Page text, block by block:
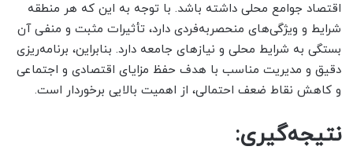
اقتصاد جوامع محلی داشته باشد. با توجه به این که هر منطقه
شرایط و ویژگی‌های منحصربه‌فردی دارد، تأثیرات مثبت و منفی آن
بستگی به شرایط محلی و نیازهای جامعه دارد. بنابراین، برنامه‌ریزی
دقیق و مدیریت مناسب با هدف حفظ مزایای اقتصادی و اجتماعی
و کاهش نقاط ضعف احتمالی، از اهمیت بالایی برخوردار است.
نتیجه‌گیری: